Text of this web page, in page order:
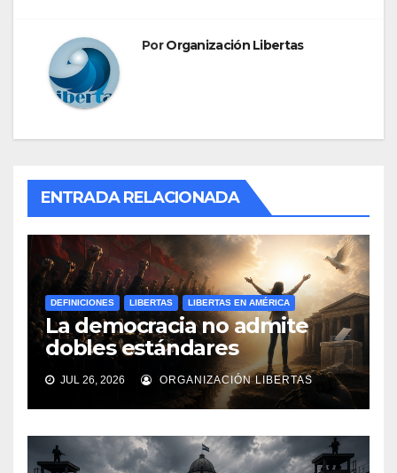
PorOrganización Libertas
ENTRADA RELACIONADA
DEFINICIONES LIBERTAS LIBERTAS EN AMÉRICA
La democracia no admite
dobles estándares
JUL 26, 2026 ORGANIZACIÓN LIBERTAS